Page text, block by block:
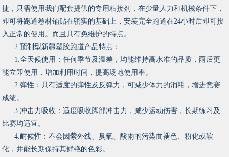
捷，只需使用我们配套提供的专用粘接剂，在少量人力和机械条件下，
即可将跑道卷材铺贴在密实的基础上，安装完全跑道在24小时后即可投
入正常的使用。而且具有免维护的特点。
2.预制型新疆塑胶跑道产品特点：
1.全天候使用：任何季节及温差，均能维持高水准的品质，雨后更
能立即使用，增加利用时间，提高场地使用率。
2.弹性：具有适度的弹性及反弹力，可减少体力的消耗，增进竞赛
成绩。
3.冲击力吸收：适度吸收脚部冲击力，减少运动伤害，长期练习及
比赛均适宜。
4.耐候性：不会因紫外线、臭氧、酸雨的污染而褪色、粉化或软
化，并能长期保持其鲜艳的色彩。